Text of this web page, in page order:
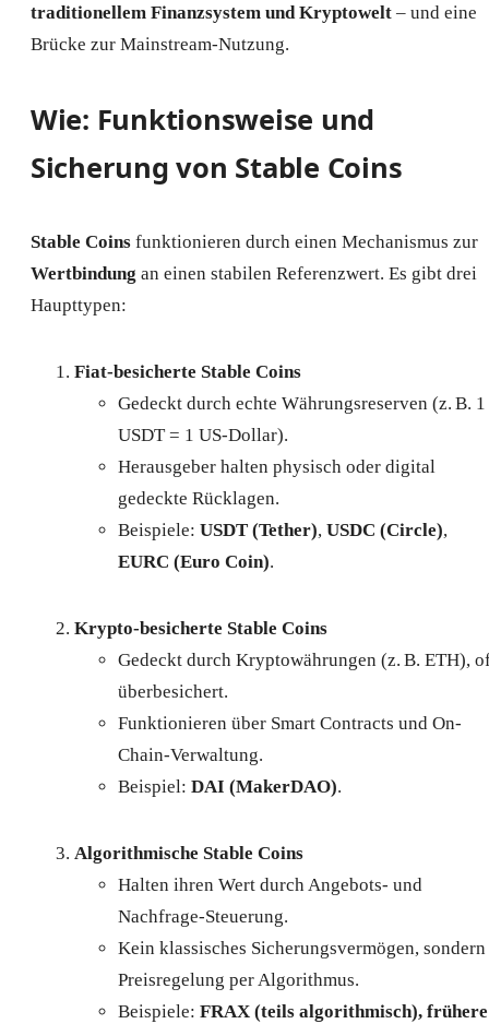
traditionellem Finanzsystem und Kryptowelt – und eine
Brücke zur Mainstream-Nutzung.
Wie: Funktionsweise und
Sicherung von Stable Coins
Stable Coins funktionieren durch einen Mechanismus zur
Wertbindung an einen stabilen Referenzwert. Es gibt drei
Haupttypen:
Fiat-besicherte Stable Coins
Gedeckt durch echte Währungsreserven (z. B. 1
USDT = 1 US-Dollar).
Herausgeber halten physisch oder digital
gedeckte Rücklagen.
Beispiele: USDT (Tether), USDC (Circle),
EURC (Euro Coin).
Krypto-besicherte Stable Coins
Gedeckt durch Kryptowährungen (z. B. ETH),
überbesichert.
Funktionieren über Smart Contracts und On-
Chain-Verwaltung.
Beispiel: DAI (MakerDAO).
Algorithmische Stable Coins
Halten ihren Wert durch Angebots- und
Nachfrage-Steuerung.
Kein klassisches Sicherungsvermögen, sondern
Preisregelung per Algorithmus.
Beispiele: FRAX (teils algorithmisch), frühere